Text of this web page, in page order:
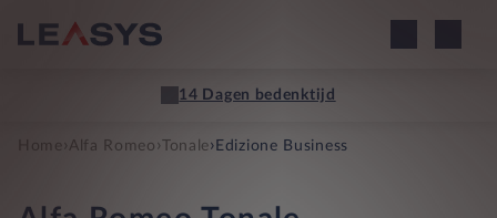
14 Dagen bedenktijd
Home Alfa Romeo › Tonale› Edizione Business